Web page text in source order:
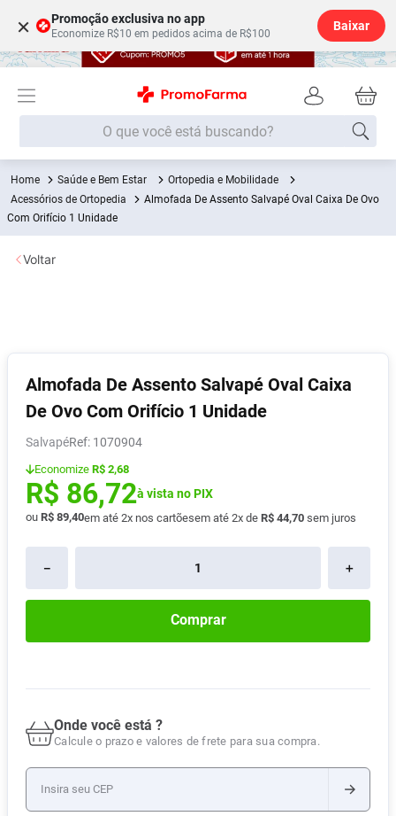
× Promoção exclusiva no app
Economize R$10 em pedidos acima de R$100
Baixar
O que você está buscando?
Saúde e Bem Estar
Ortopedia e Mobilidade
Acessórios de Ortopedia
Almofada De Assento Salvapé Oval Caixa De Ovo
Com Orifício 1 Unidade
Almofada De Assento Salvapé Oval Caixa
De Ovo Com Orifício 1 Unidade
Salvapé : 1070904
Economize R$ 2,68
R$ 86,72à vista no PIX
ou R$ 89,40em até 2x nos cartõesem até 2x de R$ 44,70 sem juros
＋
－
Comprar
Onde você está ?
Calcule o prazo e valores de frete para sua compra.
Voltar
Termos mais buscados
1º Fralda
7º Desodorante
8º Absorvente
9º Lavitan
10º Vitamina D